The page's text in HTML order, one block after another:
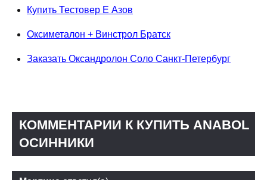
Купить Тестовер Е Азов
Оксиметалон + Винстрол Братск
Заказать Оксандролон Соло Санкт-Петербург
КОММЕНТАРИИ К КУПИТЬ ANABOL
ОСИННИКИ